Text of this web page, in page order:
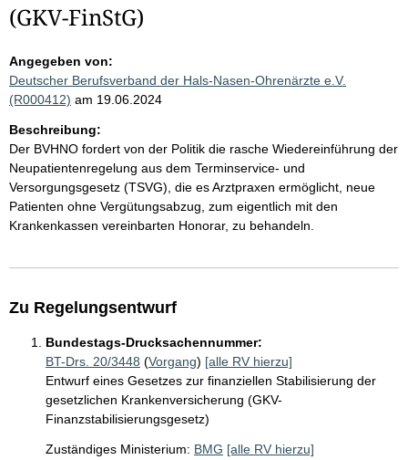
(GKV-FinStG)
Angegeben von:
Deutscher Berufsverband der Hals-Nasen-Ohrenärzte e.V.
(R000412) am 19.06.2024
Beschreibung:
Der BVHNO fordert von der Politik die rasche Wiedereinführung der
Neupatientenregelung aus dem Terminservice- und
Versorgungsgesetz (TSVG), die es Arztpraxen ermöglicht, neue
Patienten ohne Vergütungsabzug, zum eigentlich mit den
Krankenkassen vereinbarten Honorar, zu behandeln.
Zu Regelungsentwurf
Bundestags-Drucksachennummer:
BT-Drs. 20/3448 (Vorgang) [alle RV hierzu]
Entwurf eines Gesetzes zur finanziellen Stabilisierung der
gesetzlichen Krankenversicherung (GKV-
Finanzstabilisierungsgesetz)
Zuständiges Ministerium: BMG [alle RV hierzu]